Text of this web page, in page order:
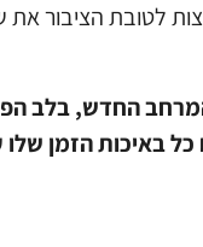
לטובת הציבור את
החדש, בלב
כל באיכות הזמן